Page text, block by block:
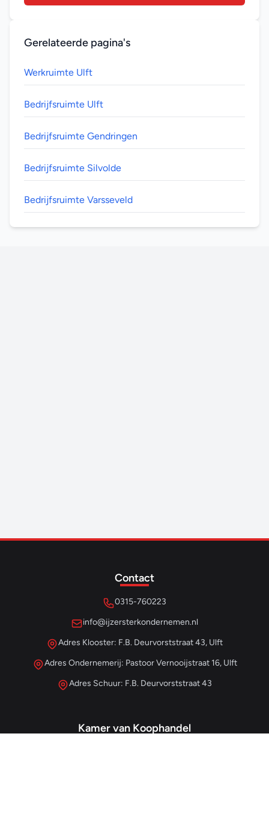
Gerelateerde pagina's
Werkruimte Ulft
Bedrijfsruimte Ulft
Bedrijfsruimte Gendringen
Bedrijfsruimte Silvolde
Bedrijfsruimte Varsseveld
Contact
0315-760223
info@ijzersterkondernemen.nl
Adres Klooster: F.B. Deurvorststraat 43, Ulft
Adres Ondernemerij: Pastoor Vernooijstraat 16, Ulft
Adres Schuur: F.B. Deurvorststraat 43
Kamer van Koophandel